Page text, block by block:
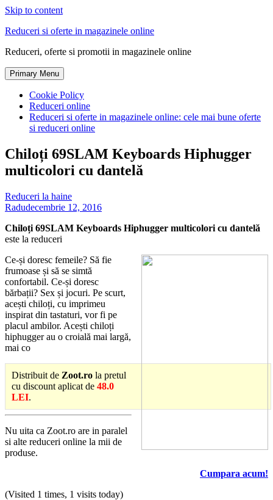
Skip to content
Reduceri si oferte in magazinele online
Reduceri, oferte si promotii in magazinele online
Primary Menu
Cookie Policy
Reduceri online
Reduceri si oferte in magazinele online: cele mai bune oferte
si reduceri online
Chiloți 69SLAM Keyboards Hiphugger
multicolori cu dantelă
Reduceri la haine
Radudecembrie 12, 2016
Chiloți 69SLAM Keyboards Hiphugger multicolori cu dantelă
este la reduceri
Ce-și doresc femeile? Să fie
frumoase și să se simtă
confortabil. Ce-și doresc
bărbații? Sex și jocuri. Pe scurt,
acești chiloți, cu imprimeu
inspirat din tastaturi, vor fi pe
placul ambilor. Acești chiloți
hiphugger au o croială mai largă,
mai co
Distribuit de Zoot.ro la pretul
cu discount aplicat de 48.0
LEI.
Nu uita ca Zoot.ro are in paralel
si alte reduceri online la mii de
produse.
Cumpara acum!
(Visited 1 times, 1 visits today)